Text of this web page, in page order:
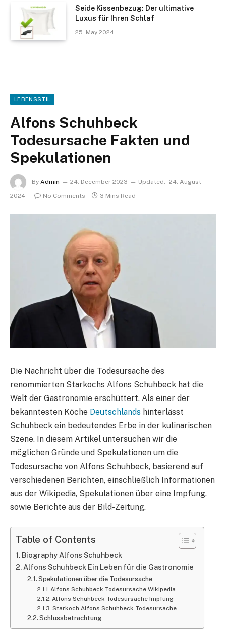
Seide Kissenbezug: Der ultimative
Luxus für Ihren Schlaf
25. May 2024
LEBENSSTIL
Alfons Schuhbeck
Todesursache Fakten und
Spekulationen
By Admin 24. December 2023 Updated: 24. August
2024
No Comments 3 Mins Read
Die Nachricht über die Todesursache des
renommierten Starkochs Alfons Schuhbeck hat die
Welt der Gastronomie erschüttert. Als einer der
bekanntesten Köche Deutschlands hinterlässt
Schuhbeck ein bedeutendes Erbe in der kulinarischen
Szene. In diesem Artikel untersuchen wir die
möglichen Gründe und Spekulationen um die
Todesursache von Alfons Schuhbeck, basierend auf
verschiedenen Berichten, einschließlich Informationen
aus der Wikipedia, Spekulationen über eine Impfung,
sowie Berichte aus der Bild-Zeitung.
Table of Contents
Biography Alfons Schuhbeck
Alfons Schuhbeck Ein Leben für die Gastronomie
Spekulationen über die Todesursache
Alfons Schuhbeck Todesursache Wikipedia
Alfons Schuhbeck Todesursache Impfung
Starkoch Alfons Schuhbeck Todesursache
Schlussbetrachtung